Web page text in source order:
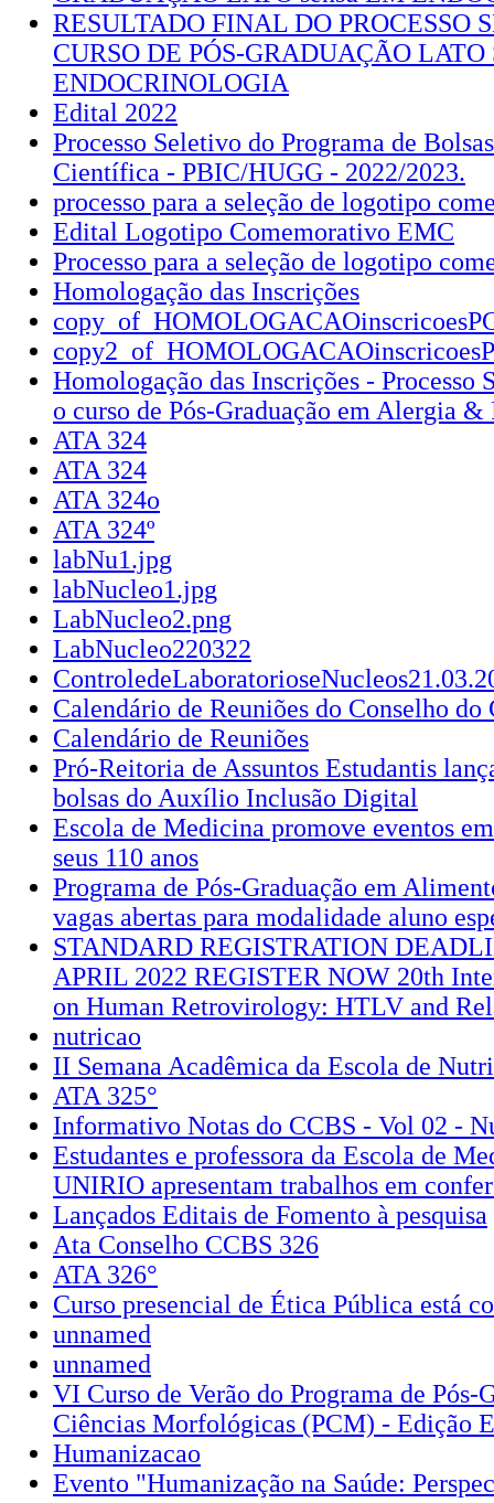
RESULTADO FINAL DO PROCESSO
CURSO DE PÓS-GRADUAÇÃO LATO
ENDOCRINOLOGIA
Edital 2022
Processo Seletivo do Programa de
Científica - PBIC/HUGG - 2022/2023.
processo para a seleção de logotipo
Edital Logotipo Comemorativo EMC
Processo para a seleção de logotipo
Homologação das Inscrições
Homologação das Inscrições - Processo
o curso de Pós-Graduação em Alergia
ATA 324
ATA 324
ATA 324o
ATA 324º
labNu1.jpg
labNucleo1.jpg
LabNucleo2.png
LabNucleo220322
Calendário de Reuniões do Conselho do
Calendário de Reuniões
Pró-Reitoria de Assuntos Estudantis
bolsas do Auxílio Inclusão Digital
Escola de Medicina promove eventos
seus 110 anos
Programa de Pós-Graduação em
vagas abertas para modalidade aluno
STANDARD REGISTRATION
APRIL 2022 REGISTER NOW 20th
on Human Retrovirology: HTLV and
nutricao
II Semana Acadêmica da Escola de
ATA 325°
Informativo Notas do CCBS - Vol 02 -
Estudantes e professora da Escola de
UNIRIO apresentam trabalhos em
Lançados Editais de Fomento à pesquisa
Ata Conselho CCBS 326
ATA 326°
Curso presencial de Ética Pública está
unnamed
unnamed
VI Curso de Verão do Programa de Pós-
Ciências Morfológicas (PCM) - Edição
Humanizacao
Evento "Humanização na Saúde: